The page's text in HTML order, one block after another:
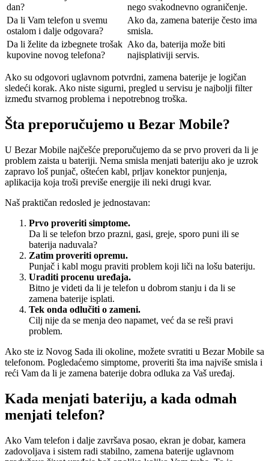
dan?
nego svakodnevno ograničenje.
Da li Vam telefon u svemu
ostalom i dalje odgovara?
Ako da, zamena baterije često ima
smisla.
Da li želite da izbegnete trošak
kupovine novog telefona?
Ako da, baterija može biti
najisplativiji servis.
Ako su odgovori uglavnom potvrdni, zamena baterije je logičan
sledeći korak. Ako niste sigurni, pregled u servisu je najbolji filter
između stvarnog problema i nepotrebnog troška.
Šta preporučujemo u Bezar Mobile?
U Bezar Mobile najčešće preporučujemo da se prvo proveri da li je
problem zaista u bateriji. Nema smisla menjati bateriju ako je uzrok
zapravo loš punjač, oštećen kabl, prljav konektor punjenja,
aplikacija koja troši previše energije ili neki drugi kvar.
Naš praktičan redosled je jednostavan:
Prvo proveriti simptome.
Da li se telefon brzo prazni, gasi, greje, sporo puni ili se
baterija naduvala?
Zatim proveriti opremu.
Punjač i kabl mogu praviti problem koji liči na lošu bateriju.
Uraditi procenu uređaja.
Bitno je videti da li je telefon u dobrom stanju i da li se
zamena baterije isplati.
Tek onda odlučiti o zameni.
Cilj nije da se menja deo napamet, već da se reši pravi
problem.
Ako ste iz Novog Sada ili okoline, možete svratiti u Bezar Mobile sa
telefonom. Pogledaćemo simptome, proveriti šta ima najviše smisla i
reći Vam da li je zamena baterije dobra odluka za Vaš uređaj.
Kada menjati bateriju, a kada odmah
menjati telefon?
Ako Vam telefon i dalje završava posao, ekran je dobar, kamera
zadovoljava i sistem radi stabilno, zamena baterije uglavnom